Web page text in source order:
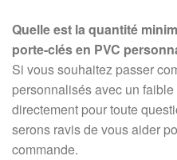
Quelle est la quantité
porte-clés en PVC
Si vous souhaitez passer
personnalisés avec un
directement pour toute
serons ravis de vous aider
commande.